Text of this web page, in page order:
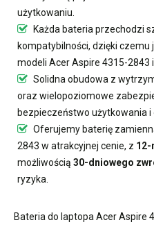
użytkowaniu.
Każda bateria przechodzi
kompatybilności, dzięki czemu
modeli Acer Aspire 4315-2843
Solidna obudowa z
oraz wielopoziomowe
bezpieczeństwo użytkowania i
Oferujemy baterię
2843 w atrakcyjnej cenie, z 12-
możliwością 30-dniowego
ryzyka.
Bateria do laptopa Acer Aspire